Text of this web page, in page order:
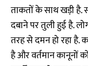
ताकतों के साथ खड़ी है.
दबाने पर तुली हुई है.
तरह से दमन हो रहा है.
है और वर्तमान कानूनों